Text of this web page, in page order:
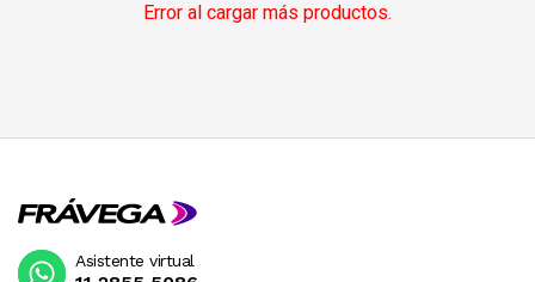
Error al cargar más productos.
Asistente virtual